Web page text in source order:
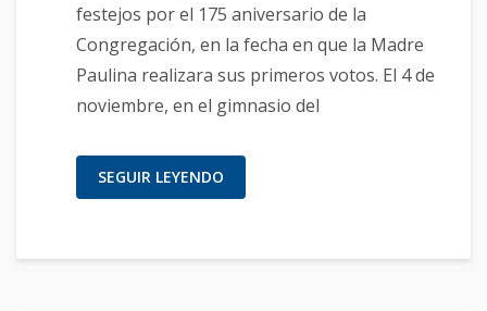
festejos por el 175 aniversario de la
Congregación, en la fecha en que la Madre
Paulina realizara sus primeros votos. El 4 de
noviembre, en el gimnasio del
SEGUIR LEYENDO